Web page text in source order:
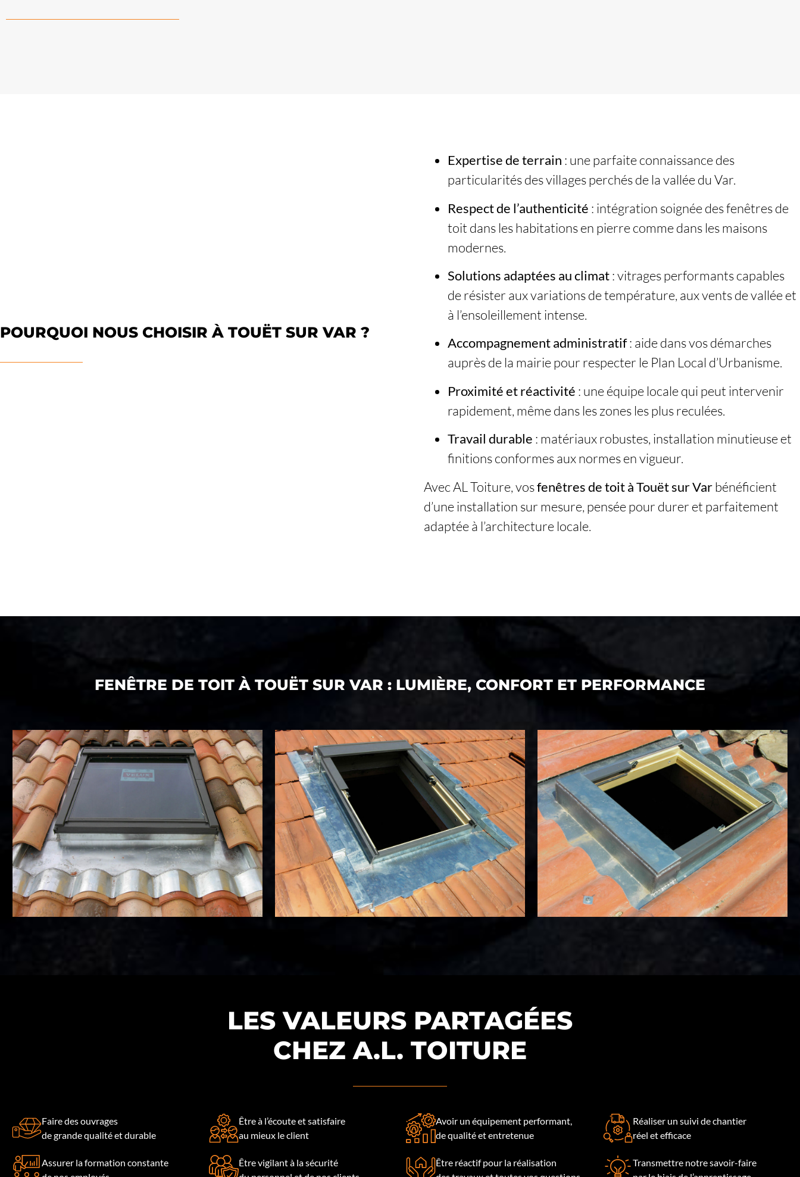
POURQUOI NOUS CHOISIR À TOUËT SUR VAR ?
Expertise de terrain : une parfaite connaissance des
particularités des villages perchés de la vallée du Var.
Respect de l’authenticité : intégration soignée des fenêtres de
toit dans les habitations en pierre comme dans les maisons
modernes.
Solutions adaptées au climat: vitrages performants capables
de résister aux variations de température, aux vents de vallée et
à l’ensoleillement intense.
Accompagnement administratif: aide dans vos démarches
auprès de la mairie pour respecter le Plan Local d’Urbanisme.
Proximité et réactivité : une équipe locale qui peut intervenir
rapidement, même dans les zones les plus reculées.
Travail durable : matériaux robustes, installation minutieuse et
finitions conformes aux normes en vigueur.
Avec AL Toiture, vosfenêtres de toit à Touët sur Varbénéficient
d’une installation sur mesure, pensée pour durer et parfaitement
adaptée à l’architecture locale.
FENÊTRE DE TOIT À TOUËT SUR VAR : LUMIÈRE, CONFORT ET PERFORMANCE
LES VALEURS PARTAGÉES
CHEZ A.L. TOITURE
Faire des ouvrages
de grande qualité et durable
Être à l’écoute et satisfaire
au mieux le client
Avoir un équipement performant,
de qualité et entretenue
Réaliser un suivi de chantier
réel et efficace
Assurer la formation constante
Être vigilant à la sécurité
Être réactif pour la réalisation
Transmettre notre savoir-faire